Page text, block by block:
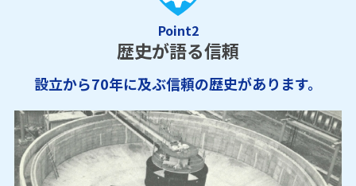
Point2
歴史が語る信頼
設立から70年に及ぶ信頼の歴史があります。